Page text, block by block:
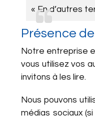
« En d’autres
Présence
Notre entreprise
vous utilisez vos
invitons à les lire.
Nous pouvons
médias sociaux